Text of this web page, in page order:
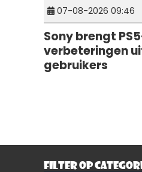
07-08-2026 09:46
Sony brengt
verbeteringen
gebruikers
FILTER OP